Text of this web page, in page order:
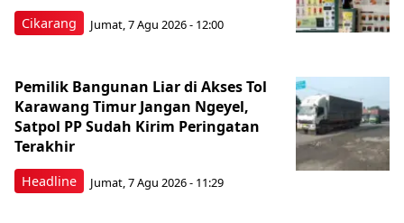
Cikarang Jumat, 7 Agu 2026 - 12:00
Headline
Pemilik Bangunan Liar di Akses Tol
Karawang Timur Jangan Ngeyel,
Satpol PP Sudah Kirim Peringatan
Terakhir
Jumat, 7 Agu 2026 - 11:29